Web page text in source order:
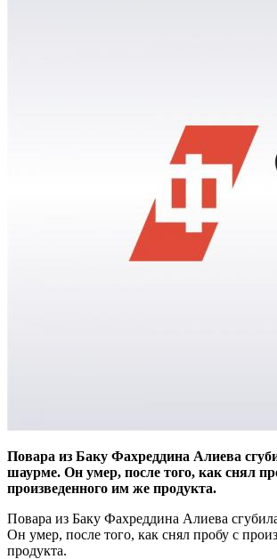
Повара из Баку Фахреддина Алиева
шаурме. Он умер, после того, как снял
произведенного им же продукта.
Повара из Баку Фахреддина Алиева
Он умер, после того, как снял пробу с
продукта.